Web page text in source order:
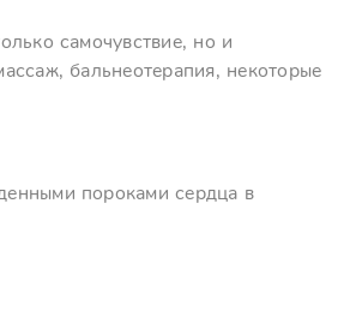
самочувствие, но и
бальнеотерапия, некоторые
пороками сердца в